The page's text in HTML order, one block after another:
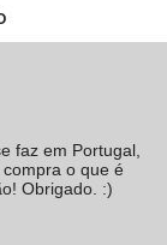
faz em Portugal,
o que é
Obrigado. :)